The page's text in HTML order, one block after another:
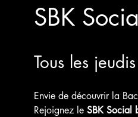
SBK
Tous les
Envie de découvrir la
Rejoignez le SBK Social